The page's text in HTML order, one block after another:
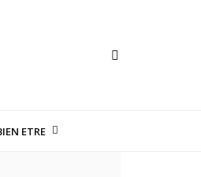
ETRE